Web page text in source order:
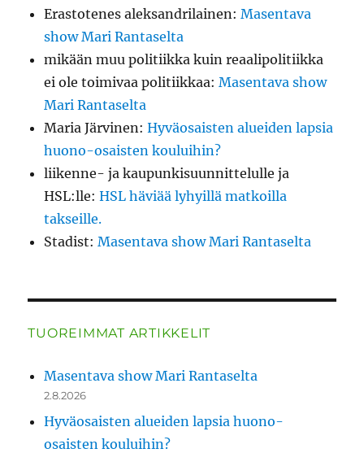
Erastotenes aleksandrilainen:Masentava
show Mari Rantaselta
mikään muu politiikka kuin reaalipolitiikka
ei ole toimivaa politiikkaa:Masentava show
Mari Rantaselta
Maria Järvinen:Hyväosaisten alueiden lapsia
huono-osaisten kouluihin?
liikenne- ja kaupunkisuunnittelulle ja
HSL:lle:HSL häviää lyhyillä matkoilla
takseille.
Stadist:Masentava show Mari Rantaselta
TUOREIMMAT ARTIKKELIT
Masentava show Mari Rantaselta
2.8.2026
Hyväosaisten alueiden lapsia huono-
osaisten kouluihin?